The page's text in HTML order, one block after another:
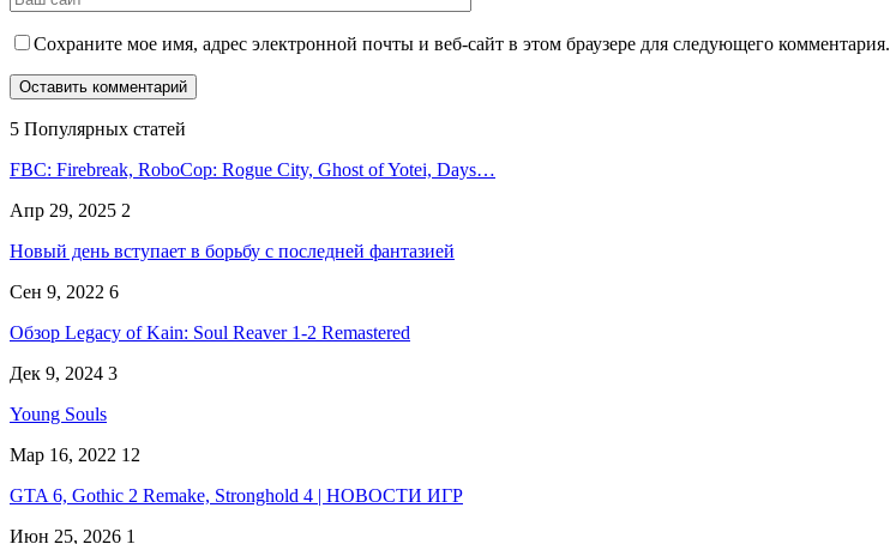
Сохраните мое имя, адрес электронной почты и веб-сайт в этом браузере для следующего комментария.
5 Популярных статей
FBC: Firebreak, RoboCop: Rogue City, Ghost of Yotei, Days…
Апр 29, 2025 2
Новый день вступает в борьбу с последней фантазией
Сен 9, 2022 6
Обзор Legacy of Kain: Soul Reaver 1-2 Remastered
Дек 9, 2024 3
Young Souls
Мар 16, 2022 12
GTA 6, Gothic 2 Remake, Stronghold 4 | НОВОСТИ ИГР
Июн 25, 2026 1